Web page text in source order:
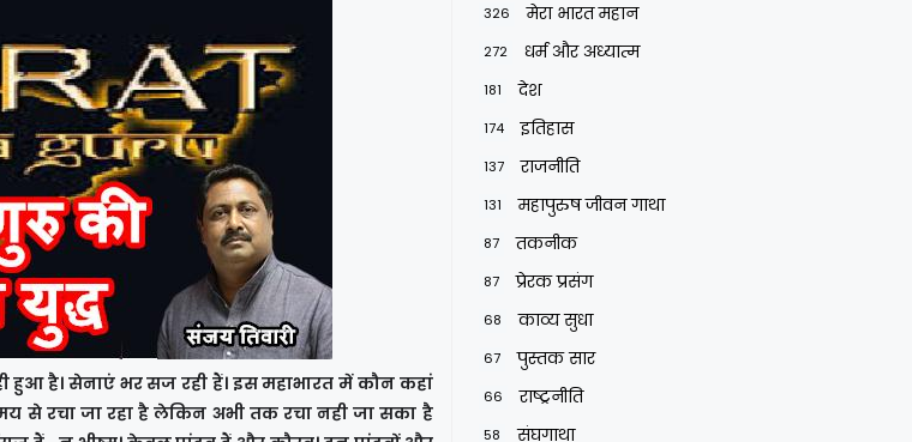
हुआ है। सेनाएं भर सज रही हैं। इस महाभारत में कौन कहां
से रचा जा रहा है लेकिन अभी तक रचा नही जा सका है
326 मेरा भारत महान
272 धर्म और अध्यात्म
181 देश
174 इतिहास
137 राजनीति
131 महापुरुष जीवन गाथा
87 तकनीक
87 प्रेरक प्रसंग
68 काव्य सुधा
67 पुस्तक सार
66 राष्ट्रनीति
58 संघगाथा